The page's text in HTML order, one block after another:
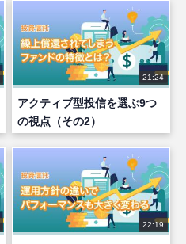
21:24
アクティブ型投信を選ぶ9つ
の視点（その2）
22:19